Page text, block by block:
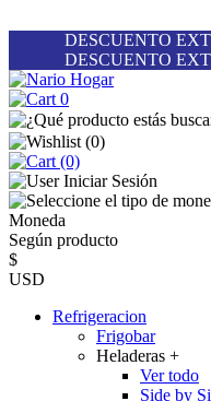
DESCUENTO
DESCUENTO
0
(0)
(0)
Iniciar Sesión
Moneda
Según producto
$
USD
Refrigeracion
Frigobar
Heladeras +
Ver todo
Side by